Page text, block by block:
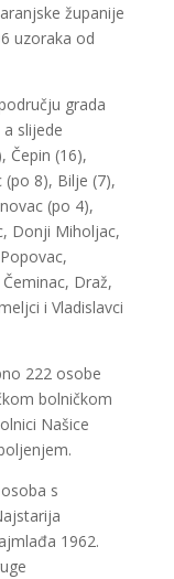
županije
uzoraka od
grada
slijede
Čepin (16),
8), Bilje (7),
(po 4),
Donji Miholjac,
Draž,
i Vladislavci
222 osobe
bolničkom
Našice
s
1962.